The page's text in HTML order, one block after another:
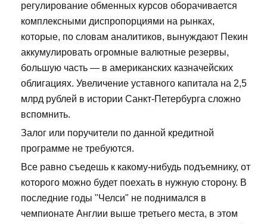
регулирование обменных курсов оборачивается
комплексными диспропорциями на рынках,
которые, по словам аналитиков, вынуждают Пекин
аккумулировать огромные валютные резервы,
большую часть — в американских казначейских
облигациях. Увеличение уставного капитала на 2,5
млрд рублей в истории Санкт-Петербурга сложно
вспомнить.
Залог или поручители по данной кредитной
программе не требуются.
Все равно съедешь к какому-нибудь подъемнику, от
которого можно будет поехать в нужную сторону. В
последние годы "Челси" не поднимался в
чемпионате Англии выше третьего места, в этом